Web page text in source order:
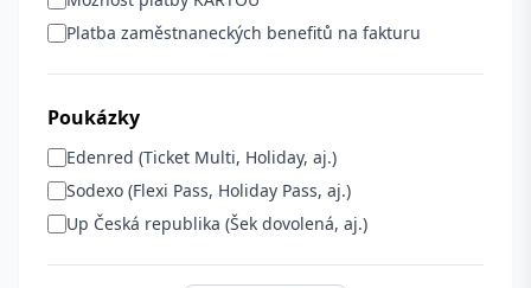
Platba zaměstnaneckých benefitů na fakturu
Poukázky
Edenred (Ticket Multi, Holiday, aj.)
Sodexo (Flexi Pass, Holiday Pass, aj.)
Up Česká republika (Šek dovolená, aj.)